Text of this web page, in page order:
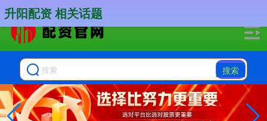
-->
搜索
升阳配资 相关话题